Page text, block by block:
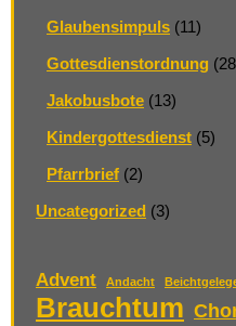
Glaubensimpuls (11)
Gottesdienstordnung
Jakobusbote (13)
Kindergottesdienst (5)
Pfarrbrief (2)
Uncategorized (3)
Advent Andacht
Brauchtum